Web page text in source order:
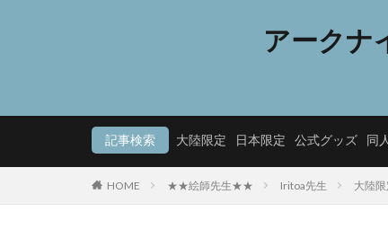
アークナ
記事検索 大陸限定 日本限定 公式グッズ 同
HOME ★★絵師先生★★ Iritoa先生 大陸